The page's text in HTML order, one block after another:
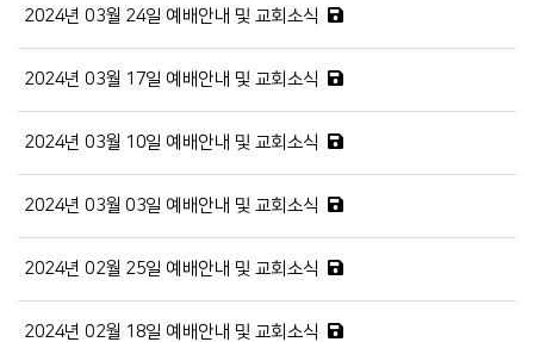
2024년 03월 24일 예배안내 및 교회소식
2024년 03월 17일 예배안내 및 교회소식
2024년 03월 10일 예배안내 및 교회소식
2024년 03월 03일 예배안내 및 교회소식
2024년 02월 25일 예배안내 및 교회소식
2024년 02월 18일 예배안내 및 교회소식